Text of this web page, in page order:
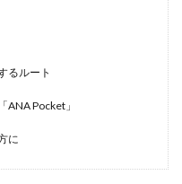
るルート
Pocket」
に